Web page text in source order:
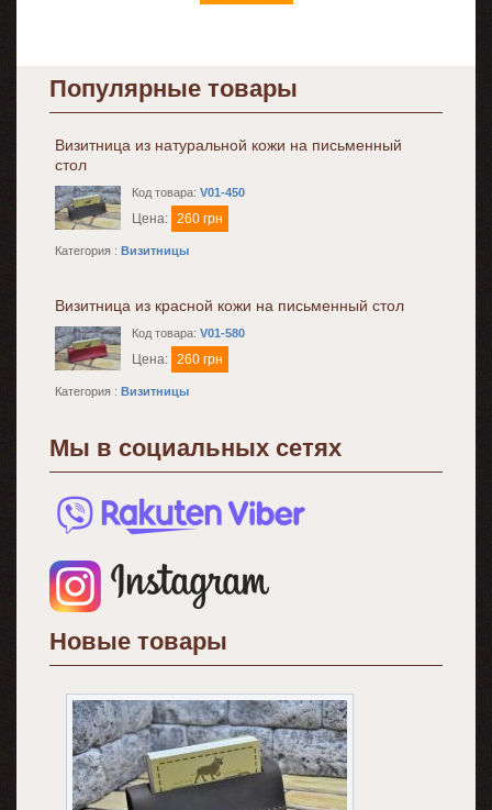
Популярные товары
Визитница из натуральной кожи на письменный
стол
Код товара: V01-450
Цена: 260 грн
Категория : Визитницы
Визитница из красной кожи на письменный стол
Код товара: V01-580
Цена: 260 грн
Категория : Визитницы
Мы в социальных сетях
Новые товары